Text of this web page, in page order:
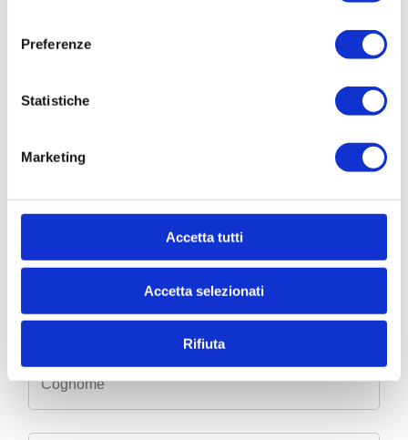
Preferenze
Statistiche
Marketing
Accetta tutti
Accetta selezionati
Rifiuta
CONTATTACI
* Nome
Cognome